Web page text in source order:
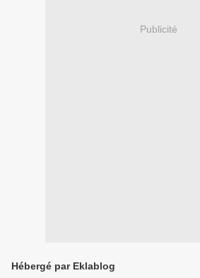
Publicité
Hébergé par Eklablog